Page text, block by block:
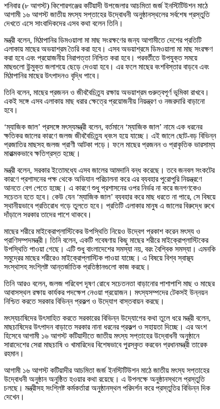
শনিবার (৮ আগস্ট) কিশোরগঞ্জের কটিয়াদী উপজেলার আচমিতা জর্জ ইনস্টিটিউশন মাঠে
আগামী ১৬ আগস্ট জাতীয় মৎস্য সপ্তাহের উদ্বোধনী অনুষ্ঠানস্থলের সর্বশেষ প্রস্তুতি
দেখতে এসে সাংবাদিকদের এসব কথা বলেন তিনি।
মন্ত্রী বলেন, মিঠাপানির ডিমওয়ালা মা মাছ সংরক্ষণের জন্য আগামীতে দেশের প্রতিটি
এলাকায় মাছের অভয়াশ্রম তৈরি করা হবে। এসব অভয়াশ্রমে ডিমওয়ালা মা মাছ সংরক্ষণ
করা হবে এবং প্রয়োজনীয় নিরাপত্তা নিশ্চিত করা হবে। পরবর্তীতে উপযুক্ত সময়ে
মাছগুলো উন্মুক্ত জলাশয়ে ছেড়ে দেওয়া হবে। এর ফলে মাছের বংশবিস্তার বাড়বে এবং
মিঠাপানির মাছের উৎপাদনও বৃদ্ধি পাবে।
তিনি বলেন, মাছের প্রজনন ও জীববৈচিত্র্য রক্ষায় অভয়াশ্রম গুরুত্বপূর্ণ ভূমিকা রাখবে।
একই সঙ্গে এসব এলাকায় মাছ ধরার ক্ষেত্রে প্রয়োজনীয় নিয়ন্ত্রণ ও নজরদারি বাড়ানো
হবে।
‘ম্যাজিক জাল’ প্রসঙ্গে মৎস্যমন্ত্রী বলেন, বর্তমানে ‘ম্যাজিক জাল’ নামে এক ধরনের
ক্ষতিকর জালের কারণে জলজ জীববৈচিত্র্য ধ্বংস হয়ে যাচ্ছে। এই জালে ছোট-বড় বিভিন্ন
প্রজাতির মাছসহ জলজ প্রাণী আটকা পড়ে। ফলে মাছের প্রজনন ও প্রাকৃতিক ভারসাম্য
মারাত্মকভাবে ক্ষতিগ্রস্ত হচ্ছে।
মন্ত্রী বলেন, সরকার ইতোমধ্যে এসব জালের আমদানি বন্ধ করেছে। তবে জনবল সংকটের
কারণে প্রশাসনের পক্ষ থেকে অভিযান পরিচালনা করে এর ব্যবহার পুরোপুরি নিয়ন্ত্রণে
আনতে বেগ পেতে হচ্ছে। এ কারণে শুধু প্রশাসনের ওপর নির্ভর না করে জনগণকেও
সচেতন হতে হবে। কেউ যেন ‘ম্যাজিক জাল’ ব্যবহার করে মাছ ধরতে না পারে, সে বিষয়ে
স্থানীয়ভাবে প্রতিরোধ গড়ে তুলতে হবে। প্রতিটি এলাকার মানুষ এ জালের বিরুদ্ধে রুখে
দাঁড়ালে সরকার তাদের পাশে থাকবে।
মাছের শরীরে মাইক্রোপ্লাস্টিকের উপস্থিতি নিয়েও উদ্বেগ প্রকাশ করেন মৎস্য ও
প্রাণিসম্পদমন্ত্রী। তিনি বলেন, একটি গবেষণায় কিছু মাছের শরীরে মাইক্রোপ্লাস্টিকের
উপস্থিতি পাওয়া গেছে। এটি শুধু বাংলাদেশের সমস্যা নয়, বরং বৈশ্বিক সমস্যা। এমনকি
সমুদ্রের মাছের শরীরেও মাইক্রোপ্লাস্টিক পাওয়া যাচ্ছে। এ বিষয়ে বিশ্ব স্বাস্থ্য
সংস্থাসহ সংশ্লিষ্ট আন্তর্জাতিক প্রতিষ্ঠানগুলো কাজ করছে।
তিনি আরও বলেন, জলজ পরিবেশ দূষণ রোধে সচেতনতা বাড়ানোর পাশাপাশি মাছ ও মাছের
আবাসস্থল রক্ষায় কার্যকর পদক্ষেপ নেওয়া প্রয়োজন। মৎস্যসম্পদের টেকসই উন্নয়ন
নিশ্চিত করতে সরকার বিভিন্ন প্রকল্প ও উদ্যোগ বাস্তবায়ন করছে।
মৎস্যচাষিদের উৎসাহিত করতে সরকারের বিভিন্ন উদ্যোগের কথা তুলে ধরে মন্ত্রী বলেন,
মাছচাষিদের উৎপাদন বাড়াতে সরকার নানা ধরনের প্রকল্প ও সহায়তা দিচ্ছে। এর অংশ
হিসেবে আগামী ১৬ আগস্ট কটিয়াদীতে জাতীয় মৎস্য সপ্তাহের উদ্বোধনী অনুষ্ঠানে
সারাদেশের সেরা মাছচাষি ও খামারিদের বিশেষভাবে পুরস্কৃত করবেন প্রধানমন্ত্রী তারেক
রহমান।
আগামী ১৬ আগস্ট কটিয়াদীর আচমিতা জর্জ ইনস্টিটিউশন মাঠে জাতীয় মৎস্য সপ্তাহের
উদ্বোধনী অনুষ্ঠান অনুষ্ঠিত হওয়ার কথা রয়েছে। এ উপলক্ষে অনুষ্ঠানস্থলে প্রস্তুতি
চলছে। মন্ত্রীসহ সংশ্লিষ্ট কর্মকর্তারা অনুষ্ঠানস্থল পরিদর্শন করে প্রস্তুতির বিভিন্ন দিক
দেখেন।